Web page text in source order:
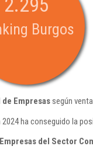
2.295
Burgos
de Empresassegún
ha conseguido la
del Sector